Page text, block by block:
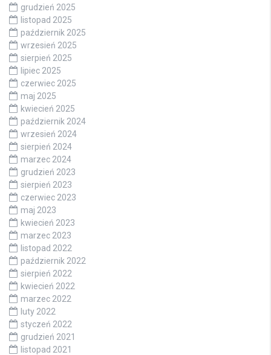
grudzień 2025
listopad 2025
październik 2025
wrzesień 2025
sierpień 2025
lipiec 2025
czerwiec 2025
maj 2025
kwiecień 2025
październik 2024
wrzesień 2024
sierpień 2024
marzec 2024
grudzień 2023
sierpień 2023
czerwiec 2023
maj 2023
kwiecień 2023
marzec 2023
listopad 2022
październik 2022
sierpień 2022
kwiecień 2022
marzec 2022
luty 2022
styczeń 2022
grudzień 2021
listopad 2021